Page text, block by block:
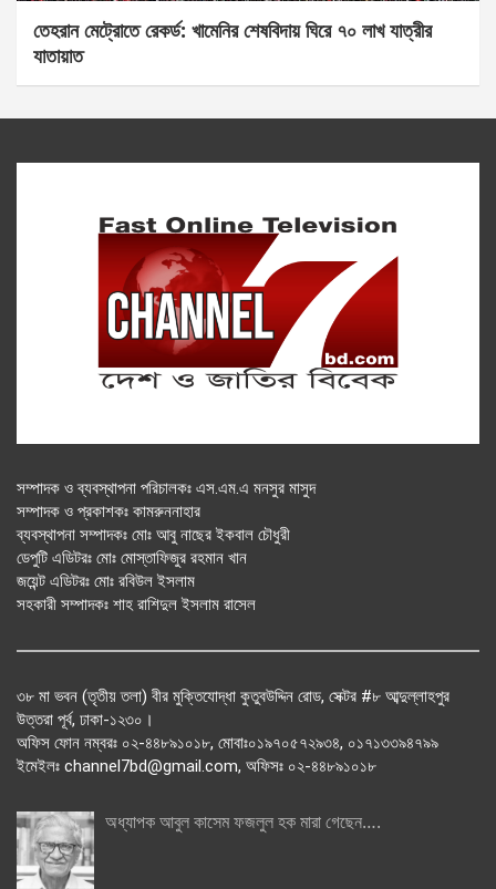
তেহরান মেট্রোতে রেকর্ড: খামেনির শেষবিদায় ঘিরে ৭০ লাখ যাত্রীর
যাতায়াত
সম্পাদক ও ব্যবস্থাপনা পরিচালকঃ এস.এম.এ মনসুর মাসুদ
সম্পাদক ও প্রকাশকঃ কামরুননাহার
ব্যবস্থাপনা সম্পাদকঃ মোঃ আবু নাছের ইকবাল চৌধুরী
ডেপুটি এডিটরঃ মোঃ মোস্তাফিজুর রহমান খান
জয়েন্ট এডিটরঃ মোঃ রবিউল ইসলাম
সহকারী সম্পাদকঃ শাহ রাশিদুল ইসলাম রাসেল
৩৮ মা ভবন (তৃতীয় তলা) বীর মুক্তিযোদ্ধা কুতুবউদ্দিন রোড, সেক্টর #৮ আব্দুল্লাহপুর
উত্তরা পূর্ব, ঢাকা-১২৩০।
অফিস ফোন নম্বরঃ ০২-৪৪৮৯১০১৮, মোবাঃ০১৯৭০৫৭২৯৩৪, ০১৭১৩৩৯৪৭৯৯
ইমেইলঃ channel7bd@gmail.com, অফিসঃ ০২-৪৪৮৯১০১৮
অধ্যাপক আবুল কাসেম ফজলুল হক মারা গেছেন….